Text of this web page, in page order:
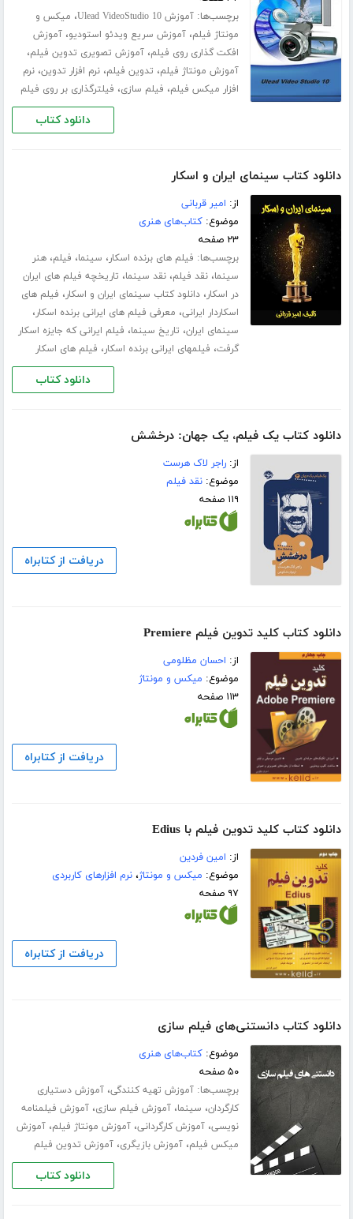
برچسب‌ها:آموزش Ulead VideoStudio 10 ، میکس و
مونتاژ فیلم،آموزش سریع ویدئو استودیو،آموزش
افکت گذاری روی فیلم،آموزش تصویری تدوین فیلم،
آموزش مونتاژ فیلم، تدوین فیلم،نرم افزار تدوین،نرم
افزار میکس فیلم، فیلم سازی، فیلترگذاری بر روی فیلم
دانلود کتاب
دانلود کتاب سینمای ایران و اسکار
از: امیر قربانی
موضوع:کتاب‌های هنری
۲۳ صفحه
برچسب‌ها: فیلم های برنده اسکار، سینما، فیلم،هنر
سینما،نقد فیلم،نقد سینما، تاریخچه فیلم های ایران
در اسکار،دانلود کتاب سینمای ایران و اسکار، فیلم های
اسکاردار ایرانی، معرفی فیلم های ایرانی برنده اسکار،
سینمای ایران، تاریخ سینما، فیلم ایرانی که جایزه اسکار
گرفت، فیلمهای ایرانی برنده اسکار، فیلم های اسکار
دانلود کتاب
دانلود کتاب یک فیلم، یک جهان: درخشش
از:راجر لاک هرست
موضوع:نقد فیلم
۱۱۹ صفحه
دریافت از کتابراه
دانلود کتاب کلید تدوین فیلم Premiere
از: احسان مظلومی
موضوع: میکس و مونتاژ
۱۱۳ صفحه
دریافت از کتابراه
دانلود کتاب کلید تدوین فیلم با Edius
از: امین فردین
موضوع: میکس و مونتاژ،نرم افزارهای کاربردی
۹۷ صفحه
دریافت از کتابراه
دانلود کتاب دانستنی‌های فیلم سازی
موضوع:کتاب‌های هنری
۵۰ صفحه
برچسب‌ها:آموزش تهیه کنندگی،آموزش دستیاری
کارگردان، سینما،آموزش فیلم سازی،آموزش فیلمنامه
نویسی،آموزش کارگردانی،آموزش مونتاژ فیلم،آموزش
میکس فیلم،آموزش بازیگری،آموزش تدوین فیلم
دانلود کتاب